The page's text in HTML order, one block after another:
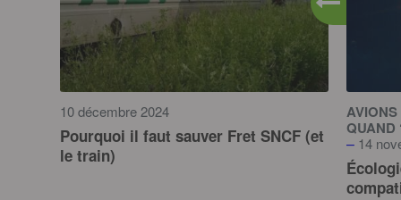
10 décembre 2024
Pourquoi il faut sauver Fret SNCF (et
le train)
QUAND
– 14